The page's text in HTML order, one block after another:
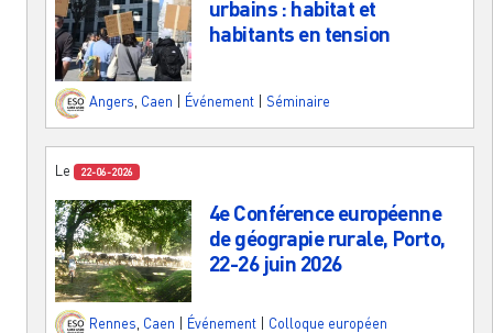
urbains : habitat et
habitants en tension
Angers, Caen Événement Séminaire
Le 22-06-2026
4e Conférence européenne
de géograpie rurale, Porto,
22-26 juin 2026
Rennes Caen Événement Colloque européen